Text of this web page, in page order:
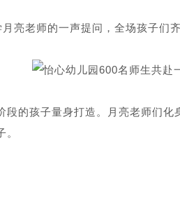
月亮老师的一声提问，全场孩子
段的孩子量身打造。月亮老师们